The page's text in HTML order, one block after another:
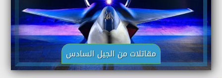
مقاتلات من الجيل السادس